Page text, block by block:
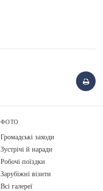
ФОТО
Громадські заходи
Зустрічі й наради
Робочі поїздки
Зарубіжні візити
Всі галереї